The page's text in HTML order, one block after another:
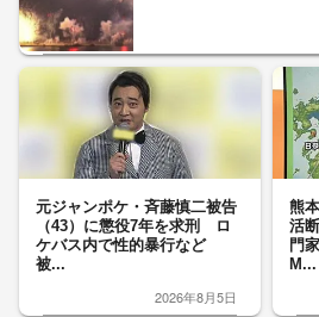
元ジャンポケ・斉藤慎二被告
（43）に懲役7年を求刑 ロ
ケバス内で性的暴行など
被...
2026年8月5日
熊
活
門
M...